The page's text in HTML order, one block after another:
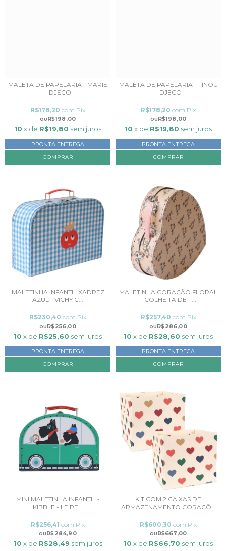
MALETA DE PAPELARIA - MARIE
- DJECO
R$198,00
R$178,20 com Pix
10 x de R$19,80 sem juros
PRONTA ENTREGA
MALETA DE PAPELARIA - TINOU
- DJECO
R$198,00
R$178,20 com Pix
10 x de R$19,80 sem juros
PRONTA ENTREGA
MALETINHA INFANTIL XADREZ
AZUL - VICHY C...
R$256,00
R$230,40 com Pix
10 x de R$25,60 sem juros
PRONTA ENTREGA
MALETINHA CORAÇÃO FLORAL
- COLHEITA DE F...
R$286,00
R$257,40 com Pix
10 x de R$28,60 sem juros
PRONTA ENTREGA
MINI MALETINHA INFANTIL -
KIBBLE - LE PE...
R$284,90
R$256,41 com Pix
10 x de R$28,49 sem juros
KIT COM 2 CAIXAS DE
ARMAZENAMENTO CORAÇÕ...
R$667,00
R$600,30 com Pix
10 x de R$66,70 sem juros